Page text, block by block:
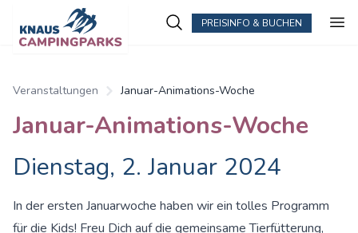
PREISINFO & BUCHEN
Veranstaltungen Januar-Animations-Woche
Januar-Animations-Woche
Dienstag, 2. Januar 2024
In der ersten Januarwoche haben wir ein tolles Programm
für die Kids! Freu Dich auf die gemeinsame Tierfütterung,